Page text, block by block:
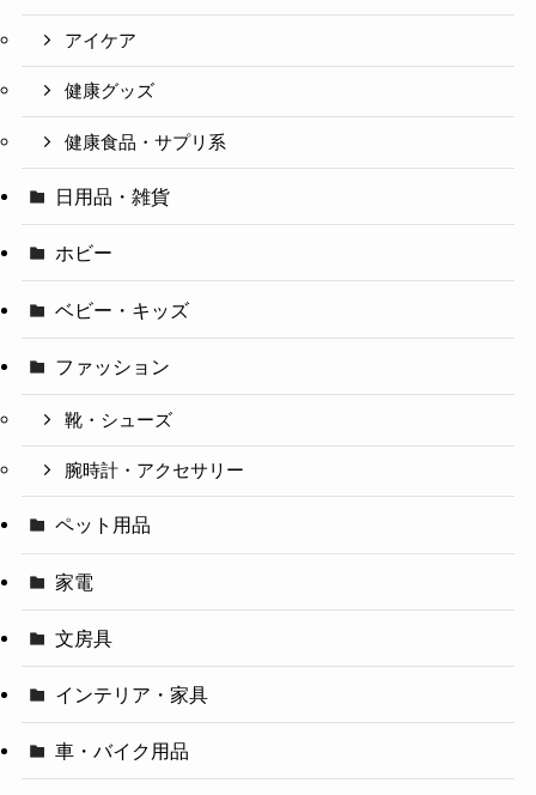
アイケア
健康グッズ
健康食品・サプリ系
日用品・雑貨
ホビー
ベビー・キッズ
ファッション
靴・シューズ
腕時計・アクセサリー
ペット用品
家電
文房具
インテリア・家具
車・バイク用品